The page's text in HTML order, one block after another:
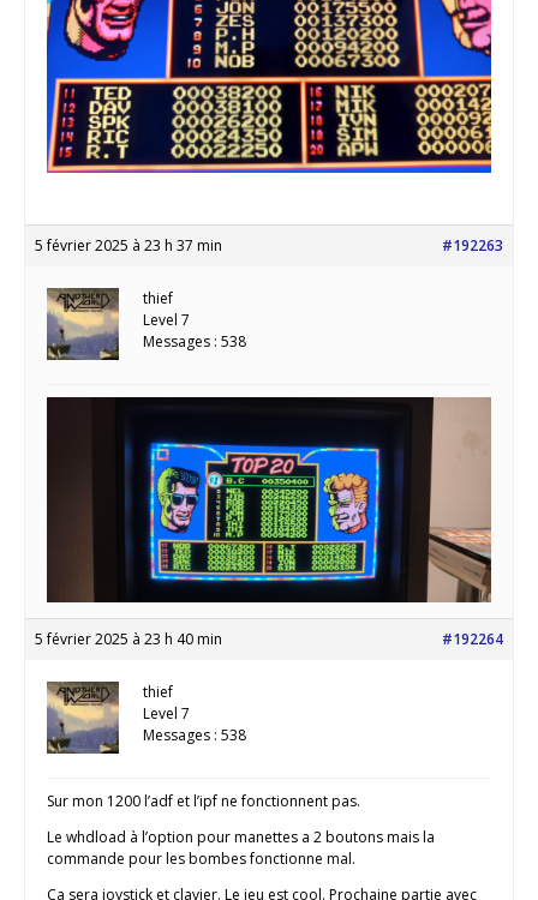
5 février 2025 à 23 h 37 min #192263
thief
Level 7
Messages : 538
5 février 2025 à 23 h 40 min #192264
thief
Level 7
Messages : 538
Sur mon 1200 l’adf et l’ipf ne fonctionnent pas.
Le whdload à l’option pour manettes a 2 boutons mais la
commande pour les bombes fonctionne mal.
Ça sera joystick et clavier. Le jeu est cool. Prochaine partie avec